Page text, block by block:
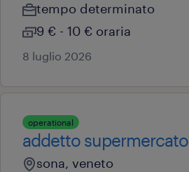
tempo determinato
9 € - 10 € oraria
8 luglio 2026
operational
addetto supermercato
sona, veneto